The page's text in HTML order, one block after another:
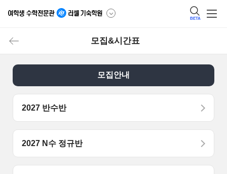
BETA
모집&시간표
모집안내
2027 반수반
2027 N수 정규반